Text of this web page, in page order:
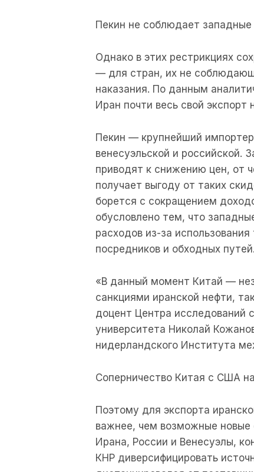
Пекин не соблюдает
Однако в этих рестрикциях
— для стран, их не
наказания. По данным
Иран почти весь свой
Пекин — крупнейший
венесуэльской и российской.
приводят к снижению цен, от
получает выгоду от таких
борется с сокращением
обусловлено тем, что
расходов из-за
посредников и обходных путей.
«В данный момент Китай —
санкциями иранской нефти,
доцент Центра исследований
университета Николай
нидерландского Института
Соперничество Китая с США
Поэтому для экспорта
важнее, чем возможные
Ирана, России и Венесуэлы,
КНР диверсифицировать